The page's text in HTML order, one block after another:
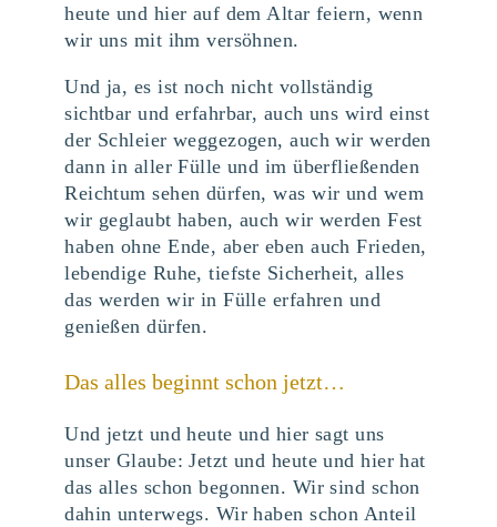
heute und hier auf dem Altar feiern, wenn
wir uns mit ihm versöhnen.
Und ja, es ist noch nicht vollständig
sichtbar und erfahrbar, auch uns wird einst
der Schleier weggezogen, auch wir werden
dann in aller Fülle und im überfließenden
Reichtum sehen dürfen, was wir und wem
wir geglaubt haben, auch wir werden Fest
haben ohne Ende, aber eben auch Frieden,
lebendige Ruhe, tiefste Sicherheit, alles
das werden wir in Fülle erfahren und
genießen dürfen.
Das alles beginnt schon jetzt…
Und jetzt und heute und hier sagt uns
unser Glaube: Jetzt und heute und hier hat
das alles schon begonnen. Wir sind schon
dahin unterwegs. Wir haben schon Anteil